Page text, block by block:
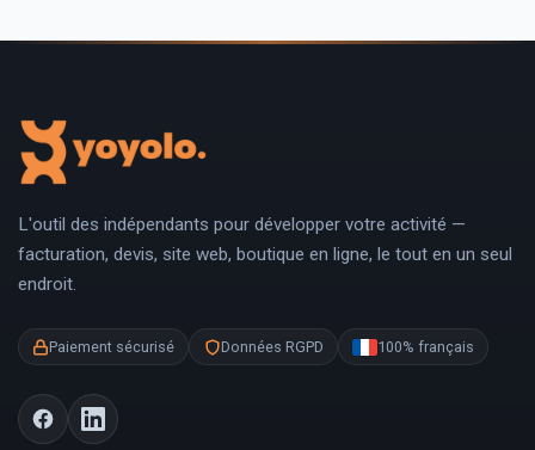
L'outil des indépendants pour développer votre activité —
facturation, devis, site web, boutique en ligne, le tout en un seul
endroit.
Paiement sécurisé Données RGPD 100% français